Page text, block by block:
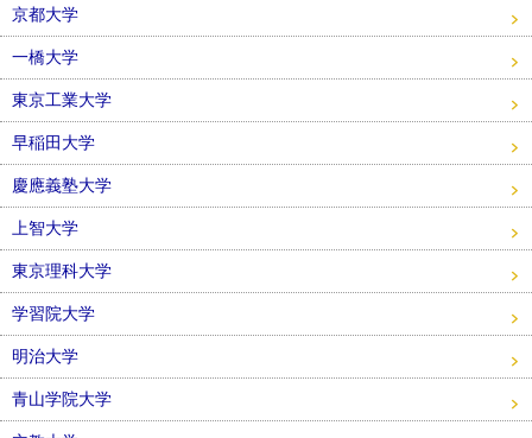
京都大学
一橋大学
東京工業大学
早稲田大学
慶應義塾大学
上智大学
東京理科大学
学習院大学
明治大学
青山学院大学